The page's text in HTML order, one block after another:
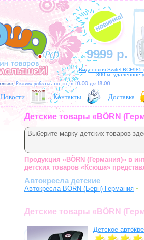
9999 р.
Видеоняня Switel BCF985
300 м, удаленное
Новости Контакты Доставка
Детские товары «BÖRN
Выберите марку детских товаров
Продукция «BÖRN (Германия)» в
детских товаров «Ксюша»
Автокресла детские
Автокресла BÖRN (Берн) Германия
Детские товары «BÖRN
Детское